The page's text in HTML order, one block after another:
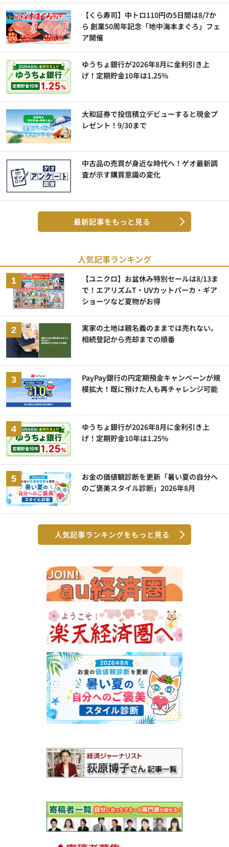
【くら寿司】中トロ110円の5日間は8/7か
ら 創業50周年記念「地中海本まぐろ」フェ
ア開催
ゆうちょ銀行が2026年8月に金利引き上
げ！定期貯金10年は1.25%
大和証券で投信積立デビューすると現金プ
レゼント！9/30まで
中古品の売買が身近な時代へ！ゲオ最新調
査が示す購買意識の変化
最新記事をもっと見る
人気記事ランキング
【ユニクロ】お盆休み特別セールは8/13ま
で！エアリズムT・UVカットパーカ・ギア
ショーツなど夏物がお得
実家の土地は親名義のままでは売れない。
相続登記から売却までの順番
PayPay銀行の円定期預金キャンペーンが規
模拡大！既に預けた人も再チャレンジ可能
ゆうちょ銀行が2026年8月に金利引き上
げ！定期貯金10年は1.25%
お金の価値観診断を更新「暑い夏の自分へ
のご褒美スタイル診断」2026年8月
人気記事ランキングをもっと見る